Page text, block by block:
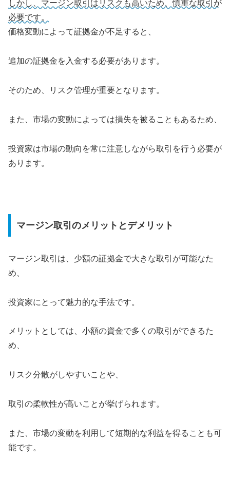
しかし、マージン取引はリスクも高いため、慎重な取引が
必要です。
価格変動によって証拠金が不足すると、
追加の証拠金を入金する必要があります。
そのため、リスク管理が重要となります。
また、市場の変動によっては損失を被ることもあるため、
投資家は市場の動向を常に注意しながら取引を行う必要が
あります。
マージン取引のメリットとデメリット
マージン取引は、少額の証拠金で大きな取引が可能なた
め、
投資家にとって魅力的な手法です。
メリットとしては、小額の資金で多くの取引ができるた
め、
リスク分散がしやすいことや、
取引の柔軟性が高いことが挙げられます。
また、市場の変動を利用して短期的な利益を得ることも可
能です。